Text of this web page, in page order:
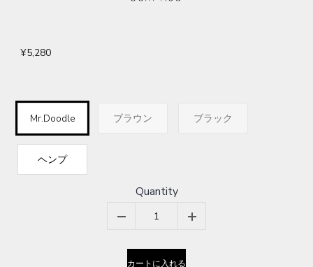
¥5,280
Mr.Doodle ブラウン ブラック
ヘンプ
Quantity
カートに入れる